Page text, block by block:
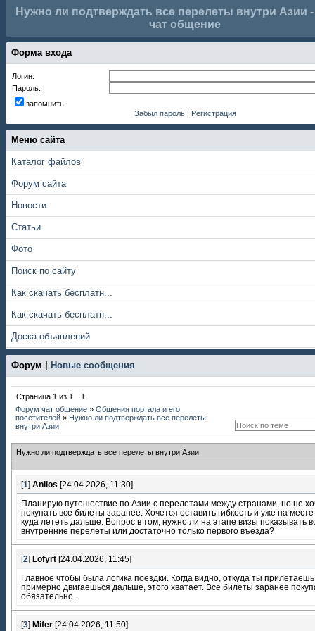
Нужно ли подтверждать все перелеты внутри Азии
чат общение
Форма входа
Логин:
Пароль:
запомнить
Забыл пароль | Регистрация
Меню сайта
Каталог файлов
Форум сайта
Новости
Статьи
Фото
Поиск по сайту
Как скачать бесплатн...
Как скачать бесплатн...
Доска объявлений
Форум | Новые сообщения
Страница 1 из 1
1
Форум чат общение » Общения портала и его
посетителей » Нужно ли подтверждать все перелеты
внутри Азии
Нужно ли подтверждать все перелеты внутри Азии
[1] Anilos [24.04.2026, 11:30]
Планирую путешествие по Азии с перелетами между странами, но не
покупать все билеты заранее. Хочется оставить гибкость и уже на
куда лететь дальше. Вопрос в том, нужно ли на этапе визы показывать
внутренние перелеты или достаточно только первого въезда?
[2] Lofyrt [24.04.2026, 11:45]
Главное чтобы была логика поездки. Когда видно, откуда ты прилетаешь
примерно двигаешься дальше, этого хватает. Все билеты заранее
обязательно.
[3] Mifer [24.04.2026, 11:50]